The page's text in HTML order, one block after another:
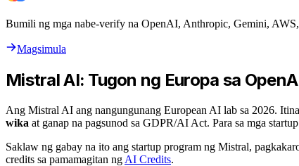
Bumili ng mga nabe-verify na OpenAI, Anthropic, Gemini,
Magsimula
Mistral AI: Tugon ng Europa sa
Ang Mistral AI ang nangungunang European AI lab sa 2026.
wika at ganap na pagsunod sa GDPR/AI Act. Para sa mga
Saklaw ng gabay na ito ang startup program ng Mistral,
credits sa pamamagitan ng AI Credits.